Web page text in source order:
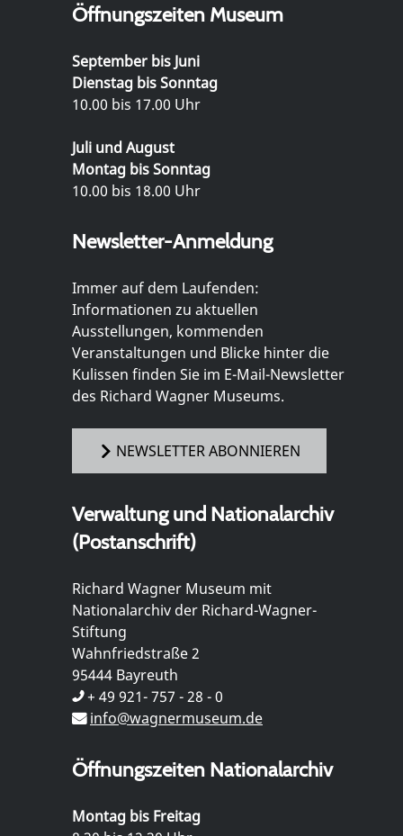
Öffnungszeiten Museum
September bis Juni
Dienstag bis Sonntag
10.00 bis 17.00 Uhr
Juli und August
Montag bis Sonntag
10.00 bis 18.00 Uhr
Newsletter-Anmeldung
Immer auf dem Laufenden:
Informationen zu aktuellen
Ausstellungen, kommenden
Veranstaltungen und Blicke hinter die
Kulissen finden Sie im E-Mail-Newsletter
des Richard Wagner Museums.
NEWSLETTER ABONNIEREN
Verwaltung und Nationalarchiv
(Postanschrift)
Richard Wagner Museum mit
Nationalarchiv der Richard-Wagner-
Stiftung
Wahnfriedstraße 2
95444 Bayreuth
+ 49 921- 757 - 28 - 0
info@wagnermuseum.de
Öffnungszeiten Nationalarchiv
Montag bis Freitag